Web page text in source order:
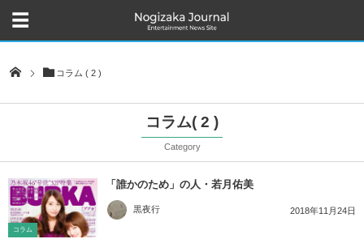
コラム ( 2 )
コラム( 2 )
Category
コラム
「誰かのため」の人・若月佑美
黒夜行 2018年11月24日